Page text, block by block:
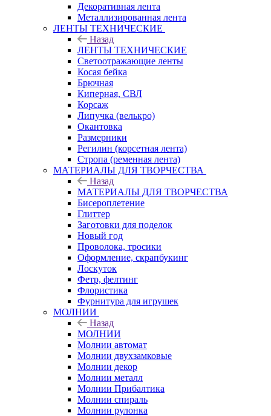
Декоративная лента
Металлизированная лента
ЛЕНТЫ ТЕХНИЧЕСКИЕ
Назад
ЛЕНТЫ ТЕХНИЧЕСКИЕ
Светоотражающие ленты
Косая бейка
Брючная
Киперная, СВЛ
Корсаж
Липучка (велькро)
Окантовка
Размерники
Регилин (корсетная лента)
Стропа (ременная лента)
МАТЕРИАЛЫ ДЛЯ ТВОРЧЕСТВА
Назад
МАТЕРИАЛЫ ДЛЯ ТВОРЧЕСТВА
Бисероплетение
Глиттер
Заготовки для поделок
Новый год
Проволока, тросики
Оформление, скрапбукинг
Лоскуток
Фетр, фелтинг
Флористика
Фурнитура для игрушек
МОЛНИИ
Назад
МОЛНИИ
Молнии автомат
Молнии двухзамковые
Молнии декор
Молнии металл
Молнии Прибалтика
Молнии спираль
Молнии рулонка